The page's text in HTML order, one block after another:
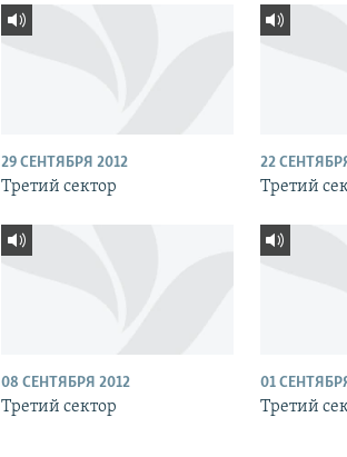
29 СЕНТЯБРЯ 2012
Третий сектор
22
Третий
08 СЕНТЯБРЯ 2012
Третий сектор
01
Третий